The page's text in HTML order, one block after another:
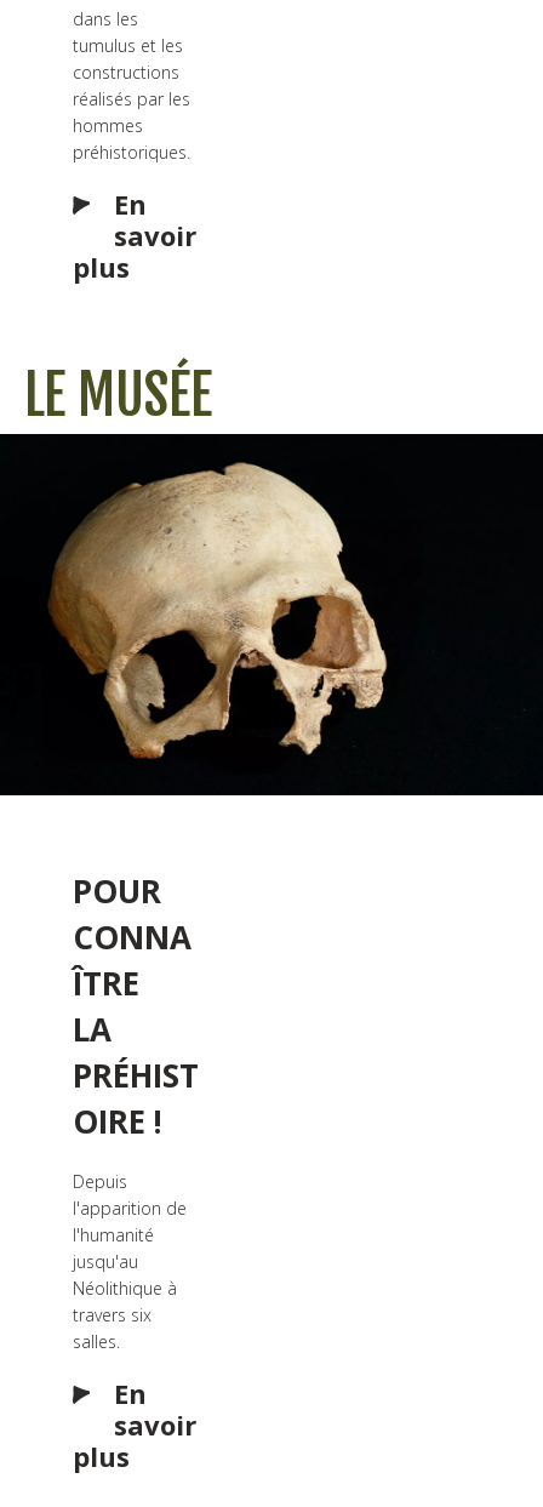
dans les
tumulus et les
constructions
réalisés par les
hommes
préhistoriques.
En
savoir
plus
LE MUSÉE
POUR
CONNA
ÎTRE
LA
PRÉHIST
OIRE !
Depuis
l'apparition de
l'humanité
jusqu'au
Néolithique à
travers six
salles.
En
savoir
plus